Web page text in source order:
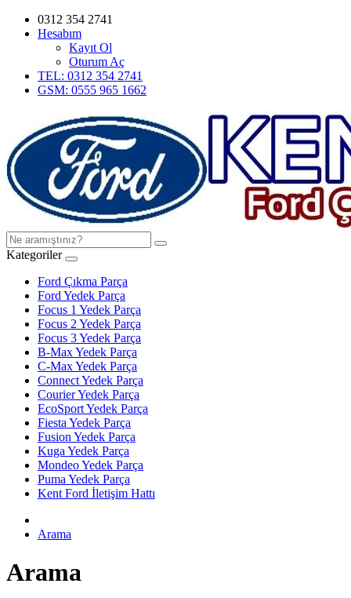
0312 354 2741
Hesabım
Kayıt Ol
Oturum Aç
TEL: 0312 354 2741
GSM: 0555 965 1662
Kategoriler
Ford Çıkma Parça
Ford Yedek Parça
Focus 1 Yedek Parça
Focus 2 Yedek Parça
Focus 3 Yedek Parça
B-Max Yedek Parça
C-Max Yedek Parça
Connect Yedek Parça
Courier Yedek Parça
EcoSport Yedek Parça
Fiesta Yedek Parça
Fusion Yedek Parça
Kuga Yedek Parça
Mondeo Yedek Parça
Puma Yedek Parça
Kent Ford İletişim Hattı
Arama
Arama